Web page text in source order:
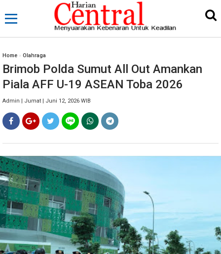
Home » Olahraga
Brimob Polda Sumut All Out Amankan
Piala AFF U-19 ASEAN Toba 2026
Admin | Jumat | Juni 12, 2026 WIB